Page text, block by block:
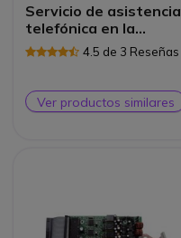
Servicio de asistencia
telefónica en la
instalación y
configuración
4.5 de 3 Reseñas
Ver productos similares